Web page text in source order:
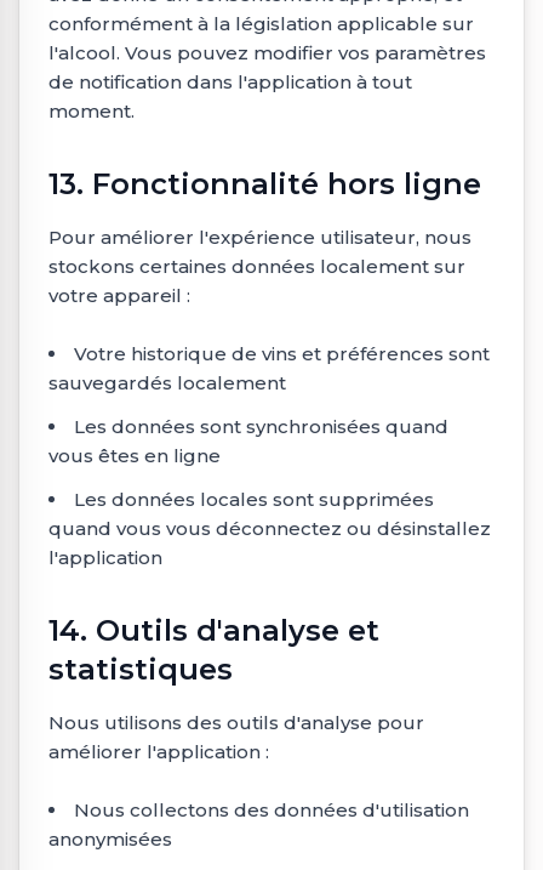
conformément à la législation applicable sur
l'alcool. Vous pouvez modifier vos paramètres
de notification dans l'application à tout
moment.
13. Fonctionnalité hors ligne
Pour améliorer l'expérience utilisateur, nous
stockons certaines données localement sur
votre appareil :
Votre historique de vins et préférences sont
sauvegardés localement
Les données sont synchronisées quand
vous êtes en ligne
Les données locales sont supprimées
quand vous vous déconnectez ou désinstallez
l'application
14. Outils d'analyse et
statistiques
Nous utilisons des outils d'analyse pour
améliorer l'application :
Nous collectons des données d'utilisation
anonymisées